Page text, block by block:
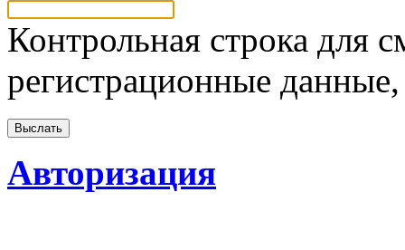
Контрольная строка для
регистрационные
Авторизация